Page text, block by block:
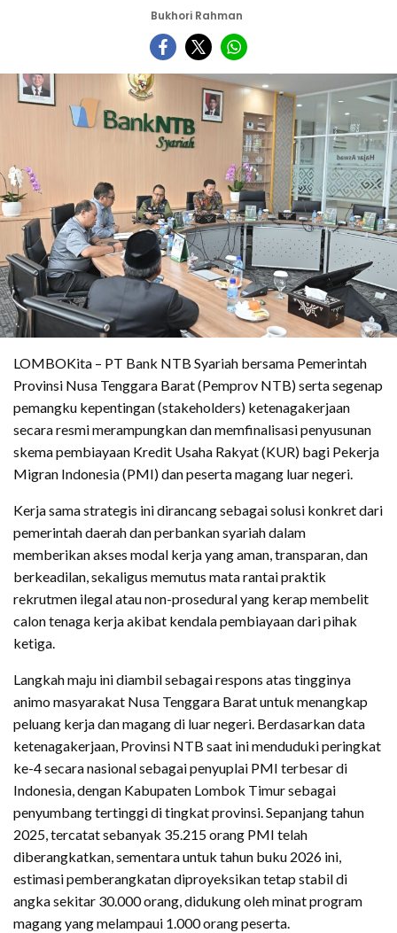
Bukhori Rahman
LOMBOKita – PT Bank NTB Syariah bersama Pemerintah
Provinsi Nusa Tenggara Barat (Pemprov NTB) serta segenap
pemangku kepentingan (stakeholders) ketenagakerjaan
secara resmi merampungkan dan memfinalisasi penyusunan
skema pembiayaan Kredit Usaha Rakyat (KUR) bagi Pekerja
Migran Indonesia (PMI) dan peserta magang luar negeri.
Kerja sama strategis ini dirancang sebagai solusi konkret dari
pemerintah daerah dan perbankan syariah dalam
memberikan akses modal kerja yang aman, transparan, dan
berkeadilan, sekaligus memutus mata rantai praktik
rekrutmen ilegal atau non-prosedural yang kerap membelit
calon tenaga kerja akibat kendala pembiayaan dari pihak
ketiga.
Langkah maju ini diambil sebagai respons atas tingginya
animo masyarakat Nusa Tenggara Barat untuk menangkap
peluang kerja dan magang di luar negeri. Berdasarkan data
ketenagakerjaan, Provinsi NTB saat ini menduduki peringkat
ke-4 secara nasional sebagai penyuplai PMI terbesar di
Indonesia, dengan Kabupaten Lombok Timur sebagai
penyumbang tertinggi di tingkat provinsi. Sepanjang tahun
2025, tercatat sebanyak 35.215 orang PMI telah
diberangkatkan, sementara untuk tahun buku 2026 ini,
estimasi pemberangkatan diproyeksikan tetap stabil di
angka sekitar 30.000 orang, didukung oleh minat program
magang yang melampaui 1.000 orang peserta.